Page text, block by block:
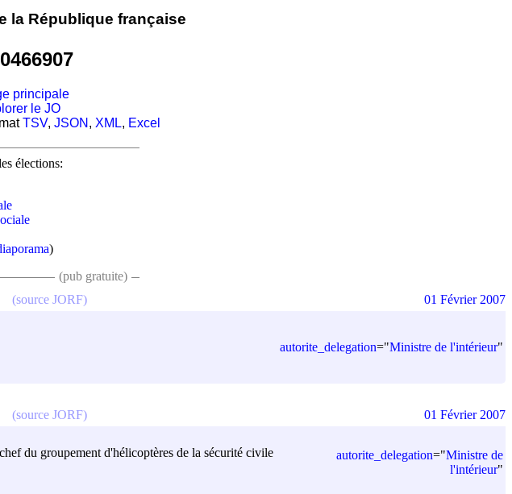
la République française
principale
le JO
TSV, JSON , XML, Excel
élections:
)
(pub gratuite)
autorite_delegation="Ministre de l'intérieur"
(source JORF) 01 Février 2007
du groupement d'hélicoptères de la sécurité civile
autorite_delegation="Ministre de
l'intérieur"
(source JORF) 01 Février 2007